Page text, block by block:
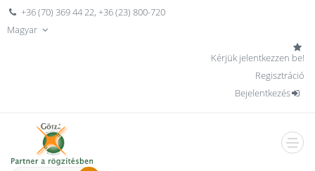
+36 (70) 369 44 22,+36 (23) 800-720
Magyar
Kérjük jelentkezzen be!
Regisztráció
Bejelentkezés